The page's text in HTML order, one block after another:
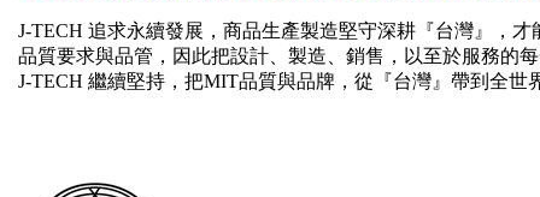
J-TECH 追求永續發展，商品生產製造堅守深耕『台灣』，
品質要求與品管，因此把設計、製造、銷售，以至於服務的
J-TECH 繼續堅持，把MIT品質與品牌，從『台灣』帶到全世